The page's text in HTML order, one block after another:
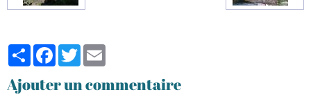
PartagerFacebook
Twitter
Ajouter un commentaire